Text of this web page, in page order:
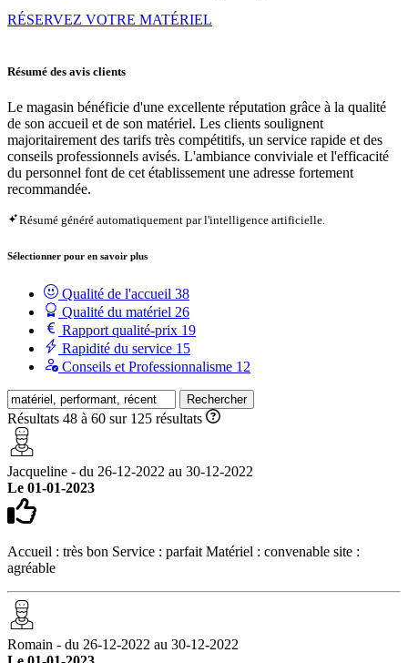
RÉSERVEZ VOTRE MATÉRIEL
Résumé des avis clients
Le magasin bénéficie d'une excellente réputation grâce à la qualité
de son accueil et de son matériel. Les clients soulignent
majoritairement des tarifs très compétitifs, un service rapide et des
conseils professionnels avisés. L'ambiance conviviale et l'efficacité
du personnel font de cet établissement une adresse fortement
recommandée.
Résumé généré automatiquement par l'intelligence artificielle.
Sélectionner pour en savoir plus
Qualité de l'accueil 38
Qualité du matériel 26
Rapport qualité-prix 19
Rapidité du service 15
Conseils et Professionnalisme 12
Rechercher
Résultats 48 à 60 sur 125 résultats
Jacqueline - du 26-12-2022 au 30-12-2022
Le 01-01-2023
Accueil : très bon Service : parfait Matériel : convenable site :
agréable
Romain - du 26-12-2022 au 30-12-2022